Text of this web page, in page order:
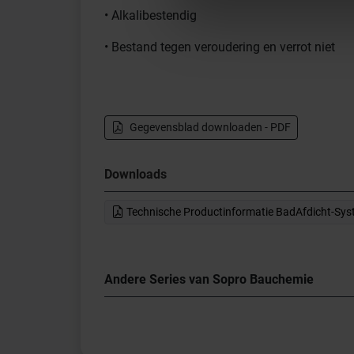
• Alkalibestendig
• Bestand tegen veroudering en verrot niet
Gegevensblad downloaden - PDF
Downloads
Technische Productinformatie BadAfdicht-
Andere Series van Sopro Bauchemie